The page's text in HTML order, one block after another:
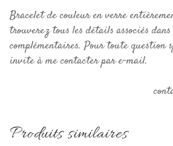
Bracelet de couleur en verre
trouverez tous les détails associés
complémentaires. Pour toute question
invite à me contacter par e-mail.
Produits similaires